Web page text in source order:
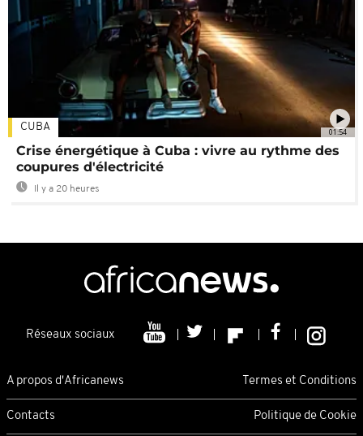
01:54
CUBA
Crise énergétique à Cuba : vivre au rythme des
coupures d'électricité
Il y a 20 heures
Réseaux sociaux
A propos d'Africanews Termes et Conditions
Contacts Politique de Cookie